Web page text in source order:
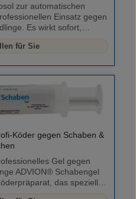
zur automatischen
Einsatz gegen
Es wirkt sofort,
/
Schwer
Trockener,
%) + 50,3 g/kg
1
Insekten) bzw. 300 m³
für Sie
Köder gegen Schaben &
Gel gegen
ADVION® Schabengel
das speziell
entwickelt wurde.